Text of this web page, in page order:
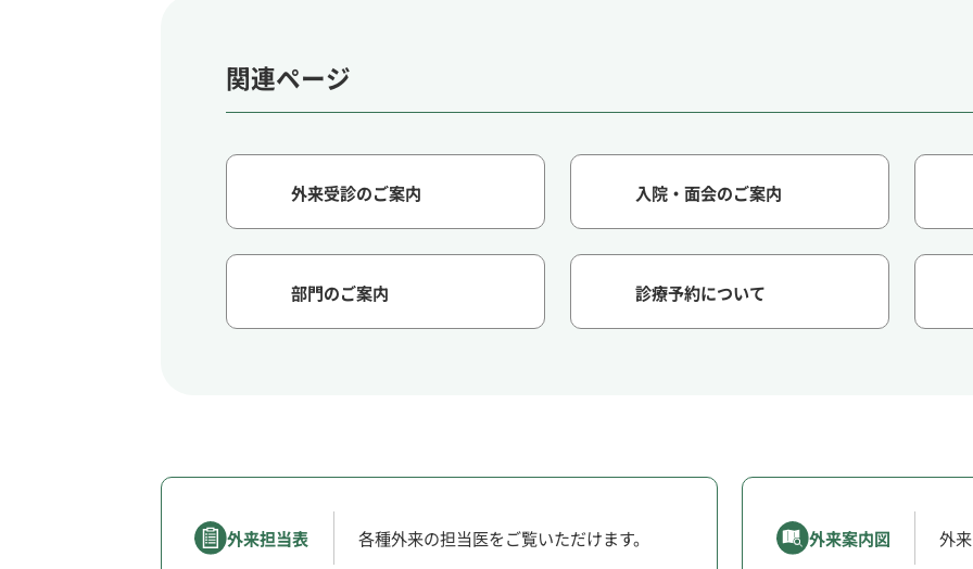
関連ページ
外来受診のご案内 入院・面会のご案内
部門のご案内 診療予約について
外来担当表 各種外来の担当医をご覧いただけます。 外来案内図 外